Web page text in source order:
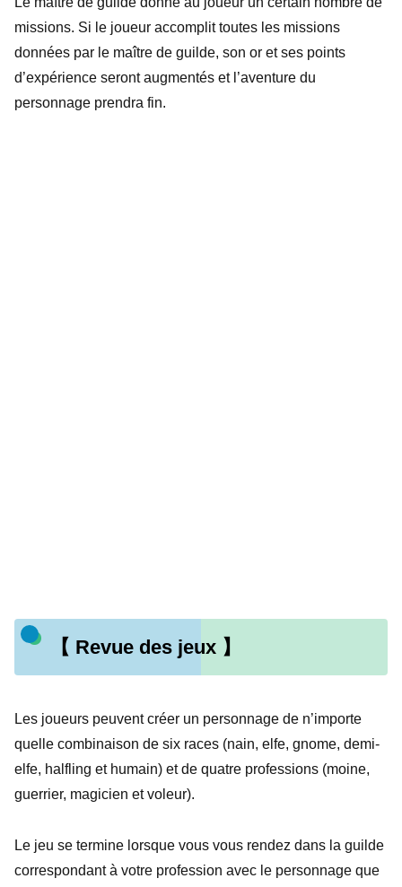
missions. Si le joueur accomplit toutes les missions
données par le maître de guilde, son or et ses points
d’expérience seront augmentés et l’aventure du
personnage prendra fin.
【 Revue des jeux 】
Les joueurs peuvent créer un personnage de n’importe
quelle combinaison de six races (nain, elfe, gnome, demi-
elfe, halfling et humain) et de quatre professions (moine,
guerrier, magicien et voleur).
Le jeu se termine lorsque vous vous rendez dans la guilde
correspondant à votre profession avec le personnage que